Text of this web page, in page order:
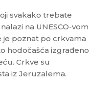
svakako trebate
na UNESCO-vom
je poznat po crkvama
hodočašća izgrađeno
Crkve su
iz Jeruzalema.